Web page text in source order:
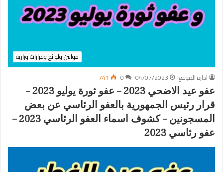
قوانين ولوائح وقرارات وزارية
ادارة الموقع
04/07/2023
0
741
عفو عيد الاضحي 2023 – عفو ثورة يوليو 2023 –
قرار رئيس الجمهورية بالعفو الرئاسي عن بعض
المسجونين – كشوف اسماء العفو الرئاسي 2023 –
عفو رئاسي 2023